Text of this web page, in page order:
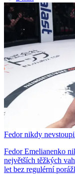
Fedor nikdy
Fedor Emelianenko
největších těžkých
let bez regulérní